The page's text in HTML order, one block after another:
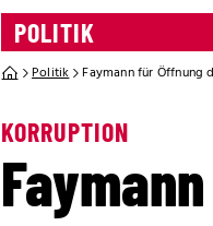
POLITIK
Politik Faymann für Öffnung
KORRUPTION